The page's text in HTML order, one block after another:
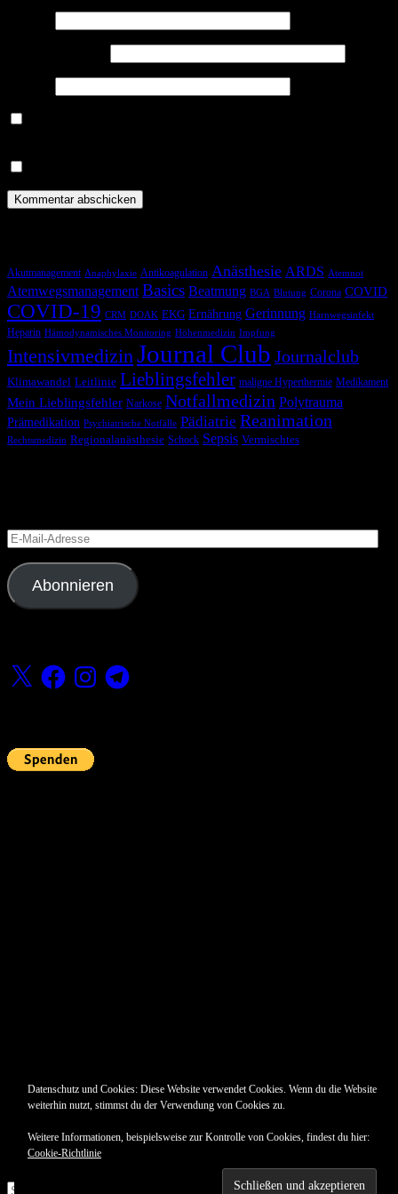
Akutmanagement Anaphylaxie Antikoagulation Anästhesie ARDS Atemnot
Atemwegsmanagement Basics Beatmung BGA Blutung Corona COVID
COVID-19 CRM DOAK EKG Ernährung Gerinnung Harnwegsinfekt
Heparin Hämodynamisches Monitoring Höhenmedizin Impfung
Intensivmedizin Journal Club Journalclub
Klimawandel Leitlinie Lieblingsfehler maligne Hyperthermie Medikament
Mein Lieblingsfehler Narkose Notfallmedizin Polytrauma
Prämedikation Psychiatrische Notfälle Pädiatrie Reanimation
Rechtsmedizin Regionalanästhesie Schock Sepsis Vermischtes
E-
Mail-
Adresse
Abonnieren
X FacebookInstagramTelegram
Suche
Datenschutz und Cookies: Diese Website verwendet Cookies. Wenn du die Website
weiterhin nutzt, stimmst du der Verwendung von Cookies zu.
Weitere Informationen, beispielsweise zur Kontrolle von Cookies, findest du hier:
Cookie-Richtlinie